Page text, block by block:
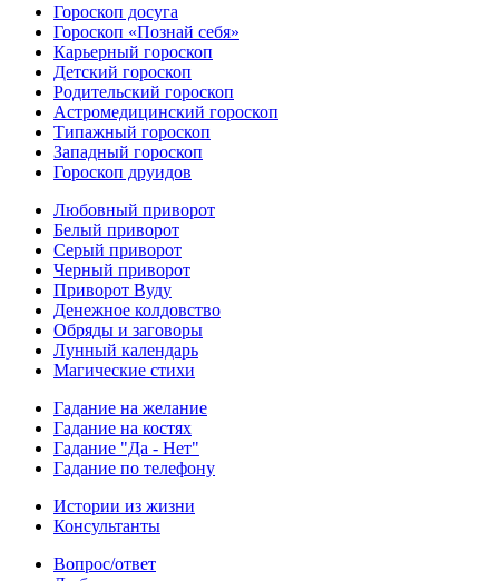
Гороскоп досуга
Гороскоп «Познай себя»
Карьерный гороскоп
Детский гороскоп
Родительский гороскоп
Астромедицинский гороскоп
Типажный гороскоп
Западный гороскоп
Гороскоп друидов
Любовный приворот
Белый приворот
Серый приворот
Черный приворот
Приворот Вуду
Денежное колдовство
Обряды и заговоры
Лунный календарь
Магические стихи
Гадание на желание
Гадание на костях
Гадание "Да - Нет"
Гадание по телефону
Истории из жизни
Консультанты
Вопрос/ответ